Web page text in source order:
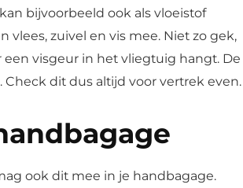
bijvoorbeeld ook als vloeistof
vlees, zuivel en vis mee. Niet zo gek,
visgeur in het vliegtuig hangt. De
dit dus altijd voor vertrek even.
ook dit mee in je handbagage.